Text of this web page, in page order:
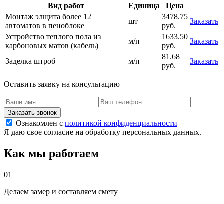
Вид работ
Единица
Цена
Монтаж элщита более 12
автоматов в пеноблоке
шт
3478.75
руб.
Заказать
Устройство теплого пола из
карбоновых матов (кабель)
м/п
1633.50
руб.
Заказать
Заделка штроб м/п
81.68
руб.
Заказать
Оставить заявку на консультацию
Заказать звонок
Ознакомлен с политикой конфиденциальности
Я даю свое согласие на обработку персональных данных.
Как мы работаем
01
Делаем замер и составляем смету